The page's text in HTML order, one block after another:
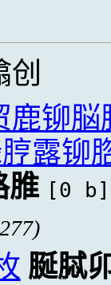
创
鹿铆
露铆
脽 [0 b]
脠脦